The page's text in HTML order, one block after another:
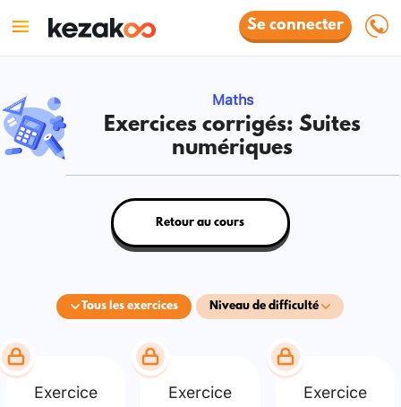
Se connecter
Maths
Exercices corrigés: Suites
numériques
Tous les exercices Niveau de difficulté
Retour au cours
Exercice Exercice Exercice